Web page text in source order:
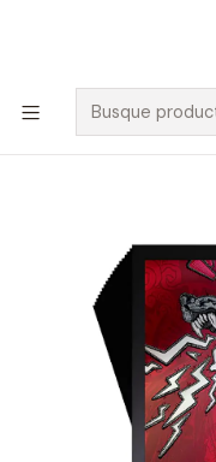
🚀 ¡Despachamos a todo
$100.000 y a RM sobre
Juegos de
Card Sleeves: